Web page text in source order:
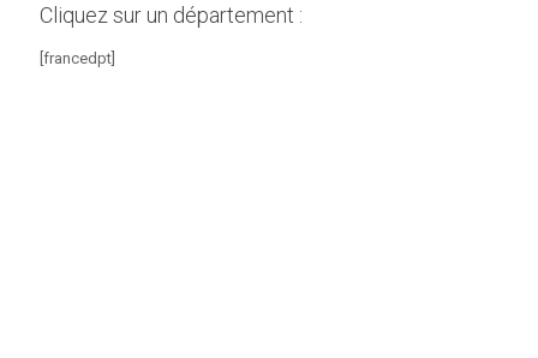
Cliquez sur un département :
[francedpt]